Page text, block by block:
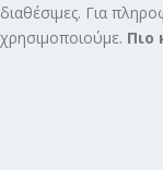
διαθέσιμες. Για
χρησιμοποιούμε. Πιο